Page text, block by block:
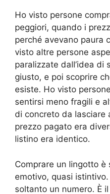
Ho visto persone
peggiori, quando i
perché avevano paura
visto altre persone
paralizzate dall’idea di
giusto, e poi scoprire
esiste. Ho visto
sentirsi meno fragili e
di concreto da lasciare
prezzo pagato era
listino era identico.
Comprare un lingotto
emotivo, quasi
soltanto un numero. È